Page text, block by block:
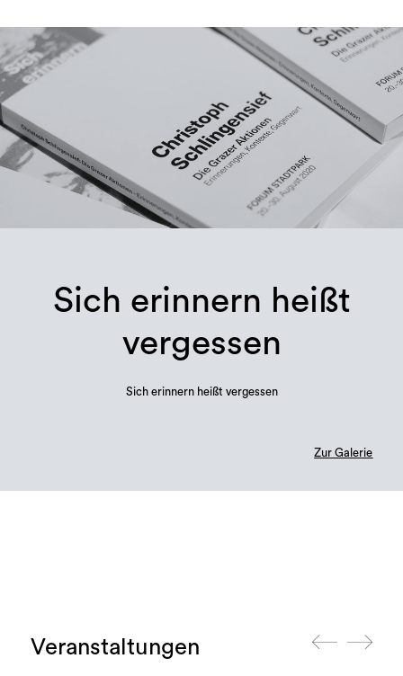
Sich erinnern heißt
vergessen
Sich erinnern heißt vergessen
Zur Galerie
Veranstaltungen